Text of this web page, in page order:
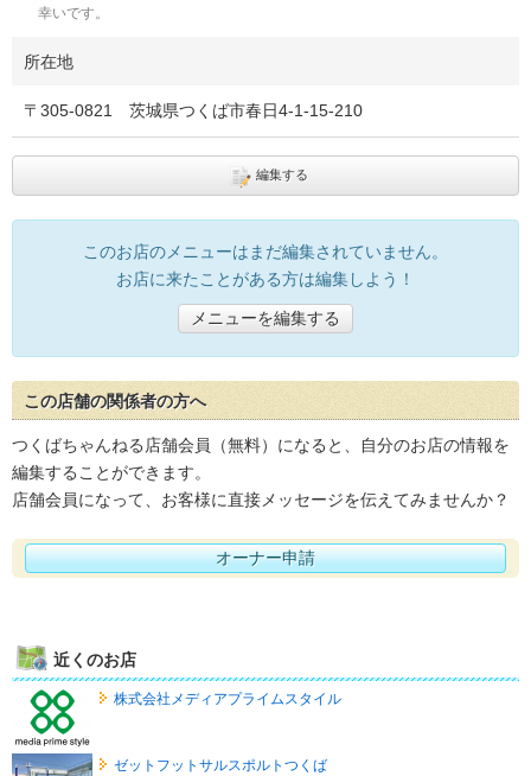
幸いです。
所在地
〒 305-0821 茨城県つくば市春日4-1-15-210
編集する
このお店のメニューはまだ編集されていません。
お店に来たことがある方は編集しよう！
メニューを編集する
この店舗の関係者の方へ
つくばちゃんねる店舗会員（無料）になると、自分のお店の情報を
編集することができます。
店舗会員になって、お客様に直接メッセージを伝えてみませんか？
オーナー申請
近くのお店
株式会社メディアプライムスタイル
ゼットフットサルスポルトつくば